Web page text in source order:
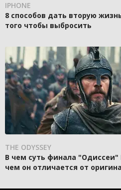
IPHONE
8 способов дать вторую
того чтобы выбросить
THE ODYSSEY
В чем суть финала "Одиссеи"
чем он отличается от